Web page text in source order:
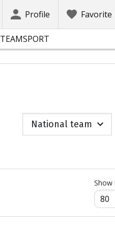
Profile Favorite
TEAMSPORT
National team
Show